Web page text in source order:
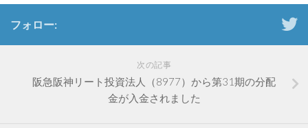
フォロー:
次の記事
阪急阪神リート投資法人（8977）から第31期の分配
金が入金されました